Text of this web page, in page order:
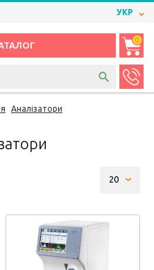
УКР
0
Аналізатори